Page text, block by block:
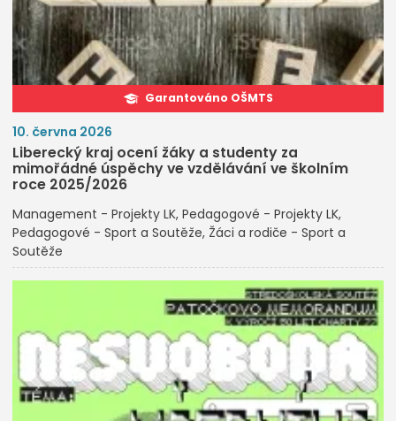
Garantováno OŠMTS
10. června 2026
Liberecký kraj ocení žáky a studenty za
mimořádné úspěchy ve vzdělávání ve školním
roce 2025/2026
Management - Projekty LK Pedagogové - Projekty LK
Pedagogové - Sport a Soutěže Žáci a rodiče - Sport a
Soutěže